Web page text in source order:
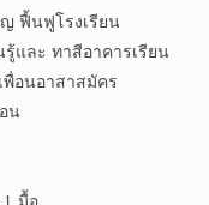
ฟื้นฟูโรงเรียน
รู้และ ทาสีอาคารเรียน
พื่อนอาสาสมัคร
น